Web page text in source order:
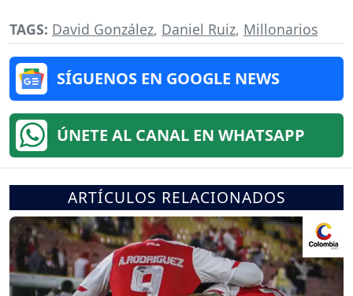
TAGS: David González, Daniel Ruiz, Millonarios
SÍGUENOS EN GOOGLE NEWS
ÚNETE AL CANAL EN WHATSAPP
ARTÍCULOS RELACIONADOS